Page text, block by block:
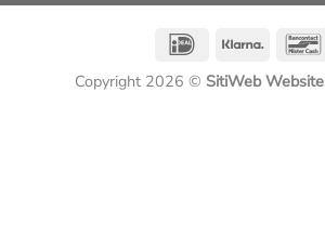
IDeal Klarna
Copyright 2026 © SitiWeb